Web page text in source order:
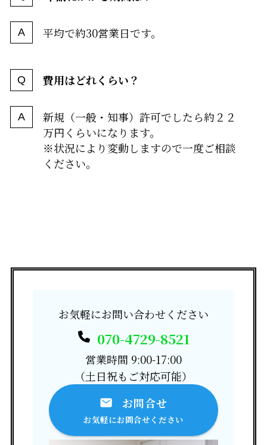
平均で約30営業日です。
費用はどれくらい？
新規（一般・知事）許可でしたら約２２
万円くらいになります。
※状況により変動しますので一度ご相談
ください。
お気軽にお問い合わせください
070-4729-8521
営業時間 9:00-17:00
（土日祝もご対応可能）
お問合せ
お気軽にお問合せください